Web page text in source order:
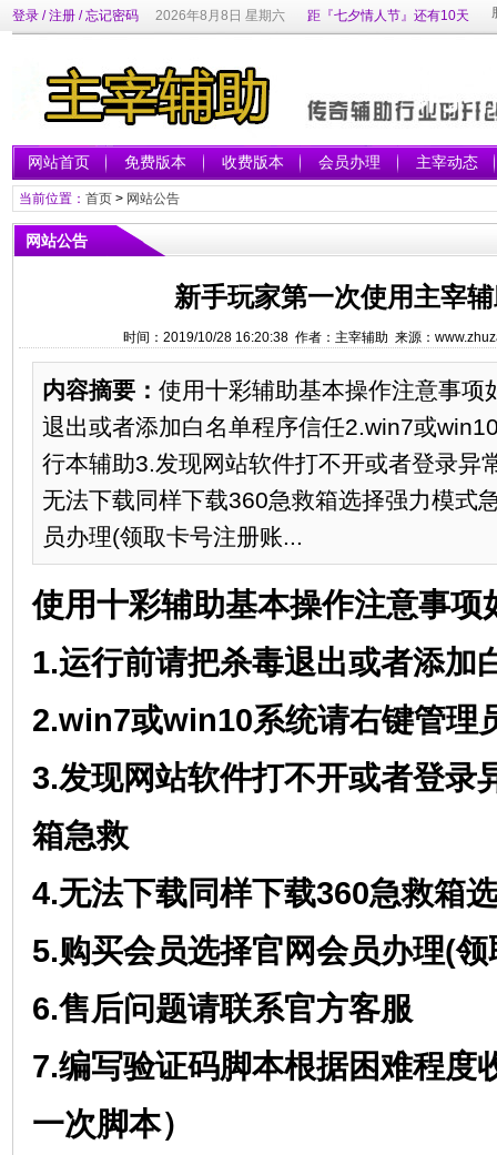
登录/注册/忘记密码 2026年8月8日 星期六 距『七夕情人节』还有10天
网站首页 免费版本 收费版本 会员办理 主宰动态
当前位置： 首页> 网站公告
网站公告
新手玩家第一次使用主宰
时间：2019/10/28 16:20:38 作者：主宰辅助 来源：
内容摘要： 使用十彩辅助基本操作注意事项
退出或者添加白名单程序信任2.win7或
行本辅助3.发现网站软件打不开或者登录异
无法下载同样下载360急救箱选择强力模式
员办理(领取卡号注册账...
使用十彩辅助基本操作注意事项
1.运行前请把杀毒退出或者添加
2.win7或win10系统请右键管理
3.发现网站软件打不开或者登录
箱急救
4.无法下载同样下载360急救箱
5.购买会员选择官网会员办理(
6.售后问题请联系官方客服
7.编写验证码脚本根据困难程度
一次脚本）